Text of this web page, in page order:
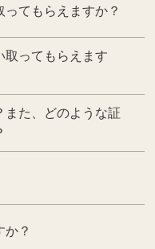
てもらえますか？
取ってもらえます
また、どのような証
か？